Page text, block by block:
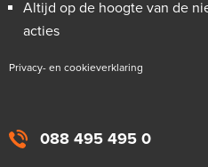
088 495 495 0
Altijd op de hoogte van de
acties
Privacy- en cookieverklaring